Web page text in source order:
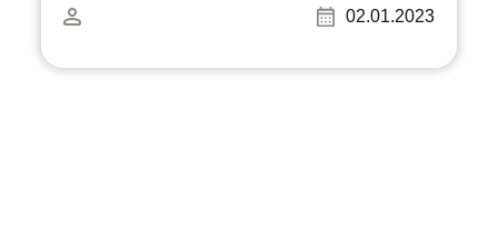
02.01.2023